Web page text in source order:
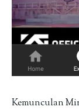
Kemunculan